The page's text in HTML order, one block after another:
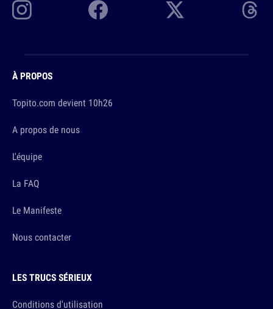
À PROPOS
Topito.com devient 10h26
A propos de nous
L'équipe
La FAQ
Le Manifeste
Nous contacter
LES TRUCS SÉRIEUX
Conditions d'utilisation